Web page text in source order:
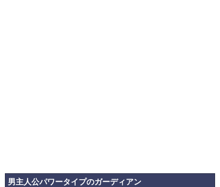
男主人公パワータイプのガーディアン